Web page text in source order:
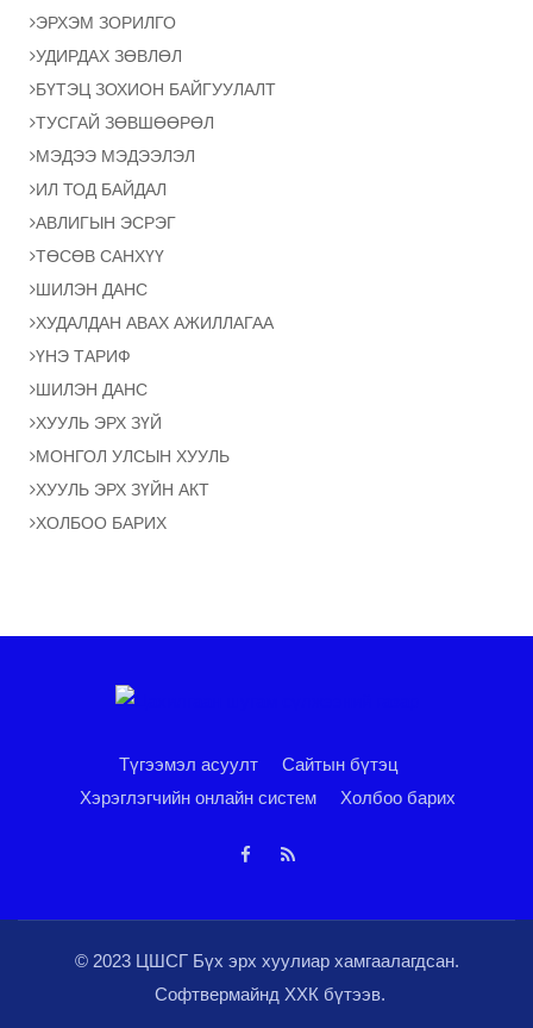
ЭРХЭМ ЗОРИЛГО
УДИРДАХ ЗӨВЛӨЛ
БҮТЭЦ ЗОХИОН БАЙГУУЛАЛТ
ТУСГАЙ ЗӨВШӨӨРӨЛ
МЭДЭЭ МЭДЭЭЛЭЛ
ИЛ ТОД БАЙДАЛ
АВЛИГЫН ЭСРЭГ
ТӨСӨВ САНХҮҮ
ШИЛЭН ДАНС
ХУДАЛДАН АВАХ АЖИЛЛАГАА
ҮНЭ ТАРИФ
ШИЛЭН ДАНС
ХУУЛЬ ЭРХ ЗҮЙ
МОНГОЛ УЛСЫН ХУУЛЬ
ХУУЛЬ ЭРХ ЗҮЙН АКТ
ХОЛБОО БАРИХ
Түгээмэл асуулт
Сайтын бүтэц
Хэрэглэгчийн онлайн систем
Холбоо барих
© 2023 ЦШСГ Бүх эрх хуулиар хамгаалагдсан.
Софтвермайнд ХХК бүтээв.